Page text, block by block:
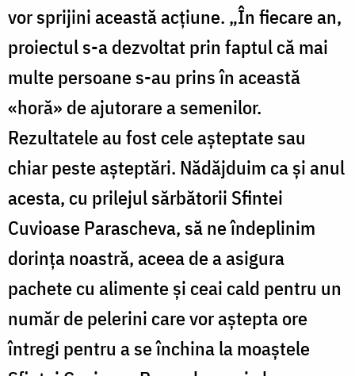
vor sprijini această acţiune. „În fiecare an,
proiectul s-a dezvoltat prin faptul că mai
multe persoane s-au prins în această
«horă» de ajutorare a semenilor.
Rezultatele au fost cele aşteptate sau
chiar peste aşteptări. Nădăjduim ca şi anul
acesta, cu prilejul sărbătorii Sfintei
Cuvioase Parascheva, să ne îndeplinim
dorinţa noastră, aceea de a asigura
pachete cu alimente şi ceai cald pentru un
număr de pelerini care vor aştepta ore
întregi pentru a se închina la moaştele